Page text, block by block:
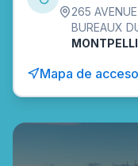
265
BUREAUX
Mapa de acceso